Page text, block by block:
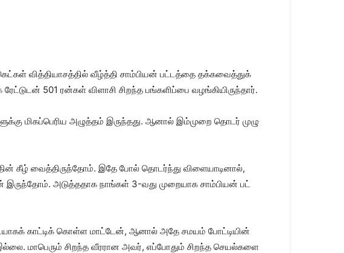
வித்​தி​யாசத்​தில் வீழ்த்தி சாம்​பியன் பட்​டத்தை தக்கவைத்​துக்
501 ரன்​கள் விளாசி சிறந்த பங்​களிப்பை வழங்கியிருந்தார்.
மிகப்​பெரிய அழுத்​தம் இருந்​தது. ஆனால் இம்​முறை தொடர் முழு​
கீழ் வைத்திருந்தோம். இதே போல் தொடர்ந்து விளை​யாடி​னால்,
இருந்​தோம். அடுத்ததாக நாங்​கள் 3-வது முறை​யாக சாம்​பியன் பட்​
காட்டிக் கொள்ள மாட்​டேன், ஆனால் அதே சமயம் போட்​டி​யின்
மாபெரும் சிறந்த வீர​ரான அவர், எப்​போதும் சிறந்த செயல்​களை